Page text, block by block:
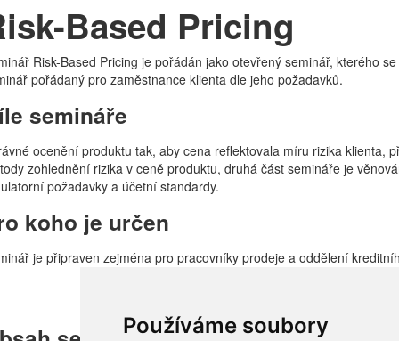
Používáme soubory
Based Pricing
Risk-Based Pricing je pořádán jako otevřený seminář, kterého
pořádaný pro zaměstnance klienta dle jeho požadavků.
semináře
ocenění produktu tak, aby cena reflektovala míru rizika klienta,
zohlednění rizika v ceně produktu, druhá část semináře je
požadavky a účetní standardy.
koho je určen
je připraven zejména pro pracovníky prodeje a oddělení